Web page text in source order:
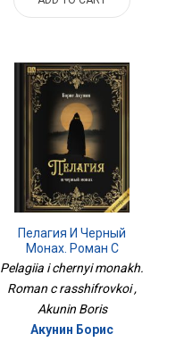
Пелагия И Черный
Монах. Роман С
Расшифровкой
Pelagiia i chernyi monakh.
Roman c rasshifrovkoi ,
Akunin Boris
Акунин Борис